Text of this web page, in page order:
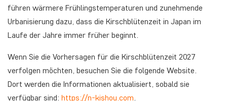
führen wärmere Frühlingstemperaturen und zunehmende
Urbanisierung dazu, dass die Kirschblütenzeit in Japan im
Laufe der Jahre immer früher beginnt.
Wenn Sie die Vorhersagen für die Kirschblütenzeit 2027
verfolgen möchten, besuchen Sie die folgende Website.
Dort werden die Informationen aktualisiert, sobald sie
verfügbar sind: https://n-kishou.com.